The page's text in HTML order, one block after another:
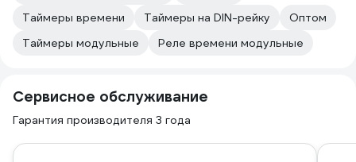
Таймеры времени
Таймеры на DIN-рейку
Оптом
Таймеры модульные
Реле времени модульные
Сервисное обслуживание
Гарантия производителя 3 года